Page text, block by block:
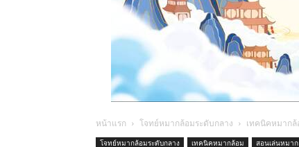
หน้าแรก โจทย์หมากล้อมระดับกลาง เทคนิคหมากล้
โจทย์หมากล้อมระดับกลาง เทคนิคหมากล้อม สอนเล่นหมา